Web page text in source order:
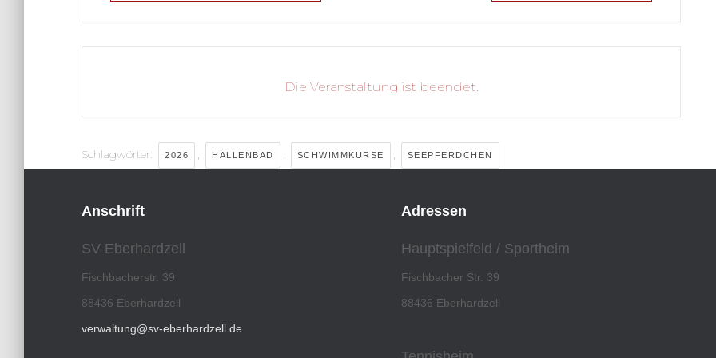
Die Veranstaltung ist beendet.
Schlagwörter: 2026 , HALLENBAD , SCHWIMMKURSE , SEEPFERDCHEN
Anschrift
SV Eberhardzell
Fischbacherstr. 39
88436 Eberhardzell
verwaltung@sv-eberhardzell.de
Adressen
Hauptspielfeld / Sportheim
Fischbacher Str. 39
88436 Eberhardzell